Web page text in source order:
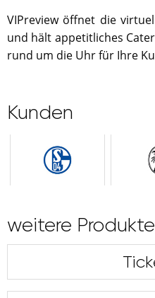
VIPreview öffnet die
und hält appetitliches
rund um die Uhr für Ihre
Kunden
FC Schalke 04 SC
weitere Produkte